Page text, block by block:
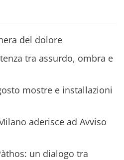
del dolore
tra assurdo, ombra e
mostre e installazioni
aderisce ad Avviso
un dialogo tra